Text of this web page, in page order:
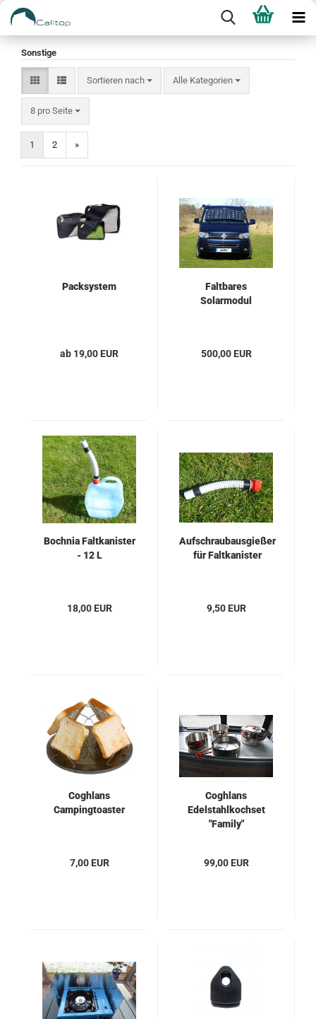
Sonstige
Sortieren nach
Sortieren nach Alle Kategorien
8 pro Seite
pro Seite
1 2 »
Packsystem
ab 19,00 EUR
Faltbares
Solarmodul
500,00 EUR
Bochnia Faltkanister
- 12 L
18,00 EUR
Aufschraubausgießer
für Faltkanister
9,50 EUR
Coghlans
Campingtoaster
7,00 EUR
Coghlans
Edelstahlkochset
"Family"
99,00 EUR